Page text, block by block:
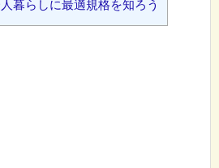
暮らしに最適規格を知ろう